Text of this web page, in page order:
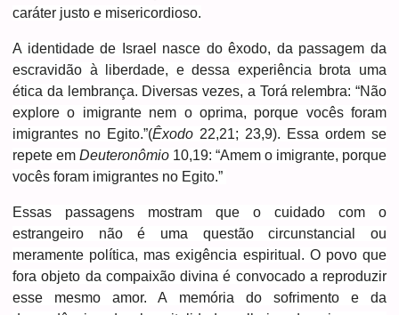
caráter justo e misericordioso.
A identidade de Israel nasce do êxodo, da passagem da
escravidão à liberdade, e dessa experiência brota uma
ética da lembrança. Diversas vezes, a Torá relembra: “Não
explore o imigrante nem o oprima, porque vocês foram
imigrantes no Egito.”(Êxodo 22,21; 23,9). Essa ordem se
repete em Deuteronômio 10,19: “Amem o imigrante, porque
vocês foram imigrantes no Egito.”
Essas passagens mostram que o cuidado com o
estrangeiro não é uma questão circunstancial ou
meramente política, mas exigência espiritual. O povo que
fora objeto da compaixão divina é convocado a reproduzir
esse mesmo amor. A memória do sofrimento e da